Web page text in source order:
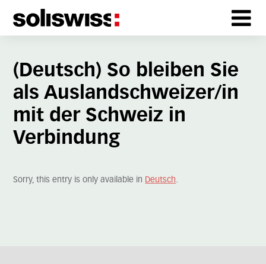
(Deutsch) So bleiben Sie
als Auslandschweizer/in
mit der Schweiz in
Verbindung
Sorry, this entry is only available in Deutsch.